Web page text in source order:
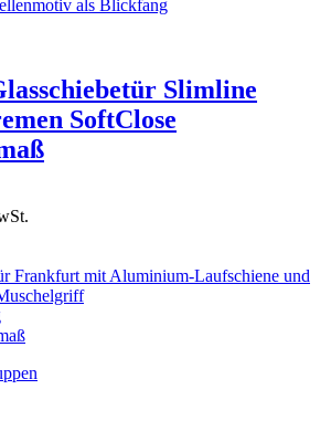
als Blickfang
Slimline
SoftClose